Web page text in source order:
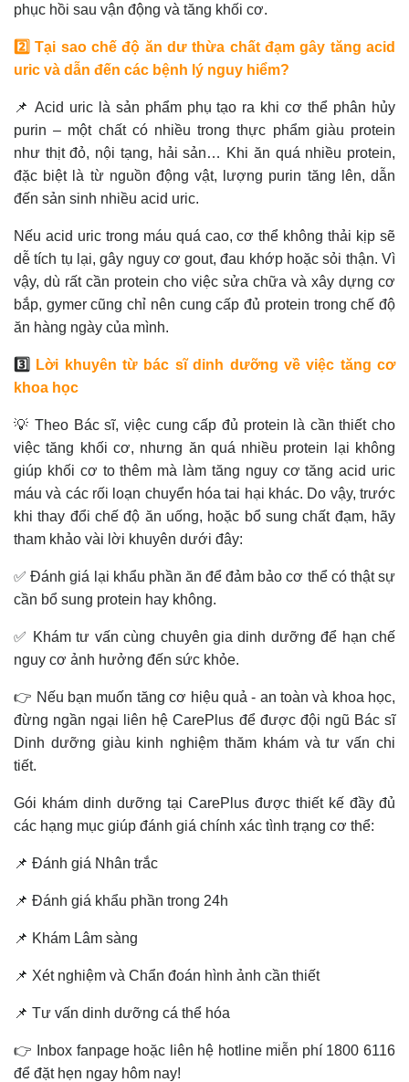
phục hồi sau vận động và tăng khối cơ.
2️⃣ Tại sao chế độ ăn dư thừa chất đạm gây tăng acid
uric và dẫn đến các bệnh lý nguy hiểm?
📌 Acid uric là sản phẩm phụ tạo ra khi cơ thể phân hủy
purin – một chất có nhiều trong thực phẩm giàu protein
như thịt đỏ, nội tạng, hải sản… Khi ăn quá nhiều protein,
đặc biệt là từ nguồn động vật, lượng purin tăng lên, dẫn
đến sản sinh nhiều acid uric.
Nếu acid uric trong máu quá cao, cơ thể không thải kịp sẽ
dễ tích tụ lại, gây nguy cơ gout, đau khớp hoặc sỏi thận. Vì
vậy, dù rất cần protein cho việc sửa chữa và xây dựng cơ
bắp, gymer cũng chỉ nên cung cấp đủ protein trong chế độ
ăn hàng ngày của mình.
3️⃣
Lời khuyên từ bác sĩ dinh dưỡng về việc tăng cơ
khoa học
💡 Theo Bác sĩ, việc cung cấp đủ protein là cần thiết cho
việc tăng khối cơ, nhưng ăn quá nhiều protein lại không
giúp khối cơ to thêm mà làm tăng nguy cơ tăng acid uric
máu và các rối loạn chuyển hóa tai hại khác. Do vậy, trước
khi thay đổi chế độ ăn uống, hoặc bổ sung chất đạm, hãy
tham khảo vài lời khuyên dưới đây:
✅ Đánh giá lại khẩu phần ăn để đảm bảo cơ thể có thật sự
cần bổ sung protein hay không.
✅ Khám tư vấn cùng chuyên gia dinh dưỡng để hạn chế
nguy cơ ảnh hưởng đến sức khỏe.
👉 Nếu bạn muốn tăng cơ hiệu quả - an toàn và khoa học,
đừng ngần ngại liên hệ CarePlus để được đội ngũ Bác sĩ
Dinh dưỡng giàu kinh nghiệm thăm khám và tư vấn chi
tiết.
Gói khám dinh dưỡng tại CarePlus được thiết kế đầy đủ
các hạng mục giúp đánh giá chính xác tình trạng cơ thể:
📌 Đánh giá Nhân trắc
📌 Đánh giá khẩu phần trong 24h
📌 Khám Lâm sàng
📌 Xét nghiệm và Chẩn đoán hình ảnh cần thiết
📌 Tư vấn dinh dưỡng cá thể hóa
👉 Inbox fanpage hoặc liên hệ hotline miễn phí 1800 6116
để đặt hẹn ngay hôm nay!